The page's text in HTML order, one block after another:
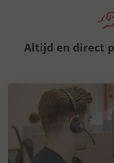
Altijd en direct